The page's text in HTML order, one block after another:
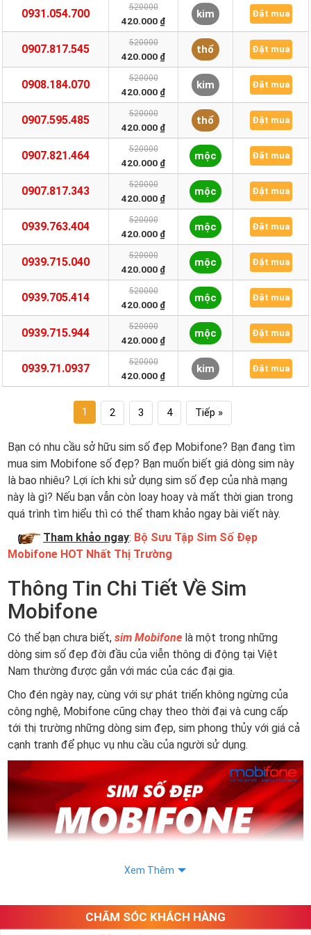
0931.054.700 520000
420.000 ₫
kim Đặt mua
0907.817.545 520000
420.000 ₫
thổ Đặt mua
0908.184.070 520000
420.000 ₫
kim Đặt mua
0907.595.485 520000
420.000 ₫
thổ Đặt mua
0907.821.464 520000
420.000 ₫
mộc Đặt mua
0907.817.343 520000
420.000 ₫
mộc Đặt mua
0939.763.404 520000
420.000 ₫
mộc Đặt mua
0939.715.040 520000
420.000 ₫
mộc Đặt mua
0939.705.414 520000
420.000 ₫
mộc Đặt mua
0939.715.944 520000
420.000 ₫
mộc Đặt mua
0939.71.0937 520000
420.000 ₫
kim Đặt mua
1 2 3 4 Tiếp »
Bạn có nhu cầu sở hữu sim số đẹp Mobifone? Bạn đang tìm
mua sim Mobifone số đẹp? Bạn muốn biết giá dòng sim này
là bao nhiêu? Lợi ích khi sử dụng sim số đẹp của nhà mạng
này là gì? Nếu bạn vẫn còn loay hoay và mất thời gian trong
quá trình tìm hiểu thì có thể tham khảo ngay bài viết này.
Tham khảo ngay: Bộ Sưu Tập Sim Số Đẹp
Mobifone HOT Nhất Thị Trường
Thông Tin Chi Tiết Về Sim
Mobifone
Có thể bạn chưa biết, sim Mobifone là một trong những
dòng sim số đẹp đời đầu của viễn thông di động tại Việt
Nam thường được gắn với mác của các đại gia.
Cho đén ngày nay, cùng với sự phát triển không ngừng của
công nghệ, Mobifone cũng chạy theo thời đại và cung cấp
tới thị trường những dòng sim đẹp, sim phong thủy với giá cả
cạnh tranh để phục vụ nhu cầu của người sử dụng.
Xem Thêm
CHĂM SÓC KHÁCH HÀNG